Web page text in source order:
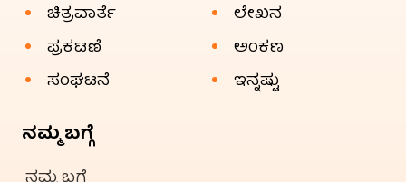
ಚಿತ್ರವಾರ್ತೆ
ಲೇಖನ
ಪ್ರಕಟಣೆ
ಅಂಕಣ
ಸಂಘಟನೆ
ಇನ್ನಷ್ಟು
ನಮ್ಮ ಬಗ್ಗೆ